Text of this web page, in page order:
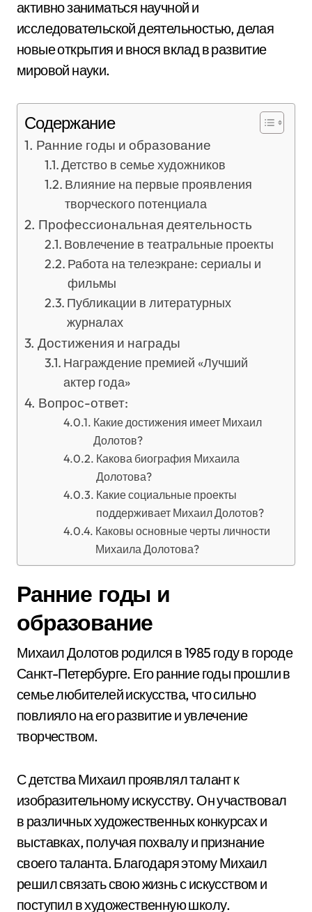
активно заниматься научной и
исследовательской деятельностью, делая
новые открытия и внося вклад в развитие
мировой науки.
Содержание
Ранние годы и образование
Детство в семье художников
Влияние на первые проявления
творческого потенциала
Профессиональная деятельность
Вовлечение в театральные проекты
Работа на телеэкране: сериалы и
фильмы
Публикации в литературных
журналах
Достижения и награды
Награждение премией «Лучший
актер года»
Вопрос-ответ:
Какие достижения имеет Михаил
Долотов?
Какова биография Михаила
Долотова?
Какие социальные проекты
поддерживает Михаил Долотов?
Каковы основные черты личности
Михаила Долотова?
Ранние годы и
образование
Михаил Долотов родился в 1985 году в городе
Санкт-Петербурге. Его ранние годы прошли в
семье любителей искусства, что сильно
повлияло на его развитие и увлечение
творчеством.
С детства Михаил проявлял талант к
изобразительному искусству. Он участвовал
в различных художественных конкурсах и
выставках, получая похвалу и признание
своего таланта. Благодаря этому Михаил
решил связать свою жизнь с искусством и
поступил в художественную школу.